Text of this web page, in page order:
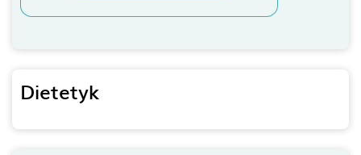
Dietetyk